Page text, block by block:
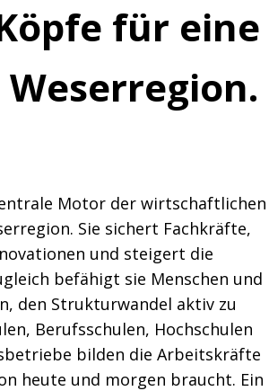
für eine
Motor der wirtschaftlichen
Sie sichert Fachkräfte,
und steigert die
befähigt sie Menschen und
den Strukturwandel aktiv zu
Berufsschulen, Hochschulen
bilden die Arbeitskräfte
heute und morgen braucht. Ein